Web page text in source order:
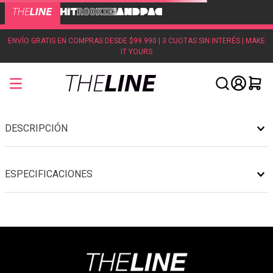
ENVÍO GRATIS EN COMPRAS DESDE $99.990 | 3 CUOTAS SIN INTERÉS | MAKE
IT YOURS
DESCRIPCIÓN
ESPECIFICACIONES